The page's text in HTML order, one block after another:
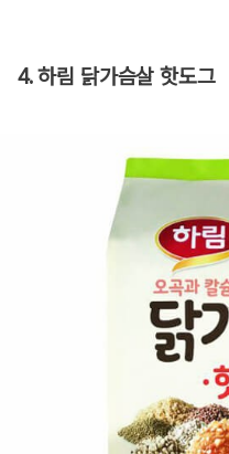
4. 하림 닭가슴살 핫도그